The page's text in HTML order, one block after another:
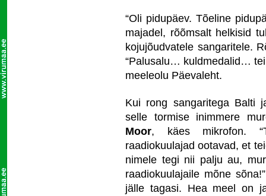
“Oli pidupäev. Tõeline
majadel, rõõmsalt helkisid
kojujõudvatele sangaritele.
“Palusalu… kuldmedalid…
meeleolu Päevaleht.
Kui rong sangaritega Balti
selle tormise inimmere
Moor, käes mikrofon.
raadiokuulajad ootavad, et
nimele tegi nii palju au,
raadiokuulajaile mõne
jälle tagasi. Hea meel on